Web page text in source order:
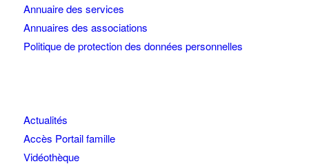
Annuaire des services
Annuaires des associations
Politique de protection des données personnelles
Actualités
Accès Portail famille
Vidéothèque